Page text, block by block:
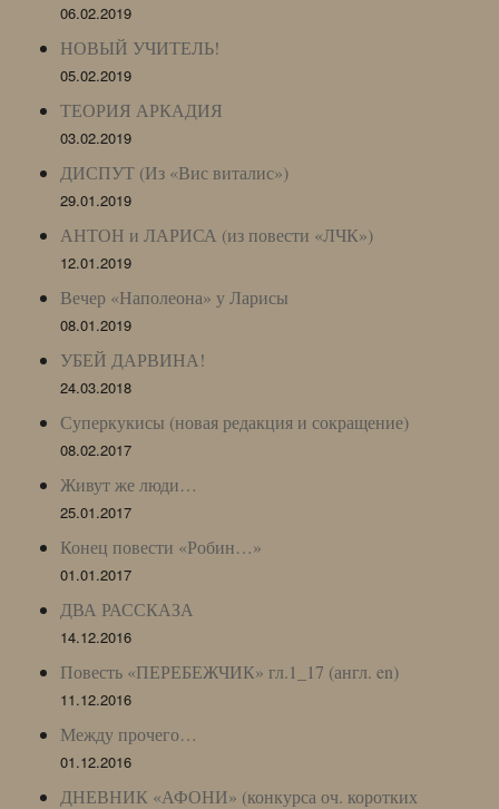
06.02.2019
НОВЫЙ УЧИТЕЛЬ!
05.02.2019
ТЕОРИЯ АРКАДИЯ
03.02.2019
ДИСПУТ (Из «Вис виталис»)
29.01.2019
АНТОН и ЛАРИСА (из повести «ЛЧК»)
12.01.2019
Вечер «Наполеона» у Ларисы
08.01.2019
УБЕЙ ДАРВИНА!
24.03.2018
Суперкукисы (новая редакция и сокращение)
08.02.2017
Живут же люди…
25.01.2017
Конец повести «Робин…»
01.01.2017
ДВА РАССКАЗА
14.12.2016
Повесть «ПЕРЕБЕЖЧИК» гл.1_17 (англ. en)
11.12.2016
Между прочего…
01.12.2016
ДНЕВНИК «АФОНИ» (конкурса оч. коротких